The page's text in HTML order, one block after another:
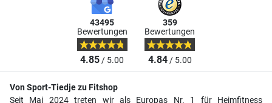
43495
Bewertungen
4.85/ 5.00
359
Bewertungen
4.84/ 5.00
Von Sport-Tiedje zu Fitshop
Seit Mai 2024 treten wir als Europas Nr. 1 für Heimfitness